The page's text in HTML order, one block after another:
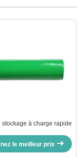
stockage à charge rapide
le meilleur prix